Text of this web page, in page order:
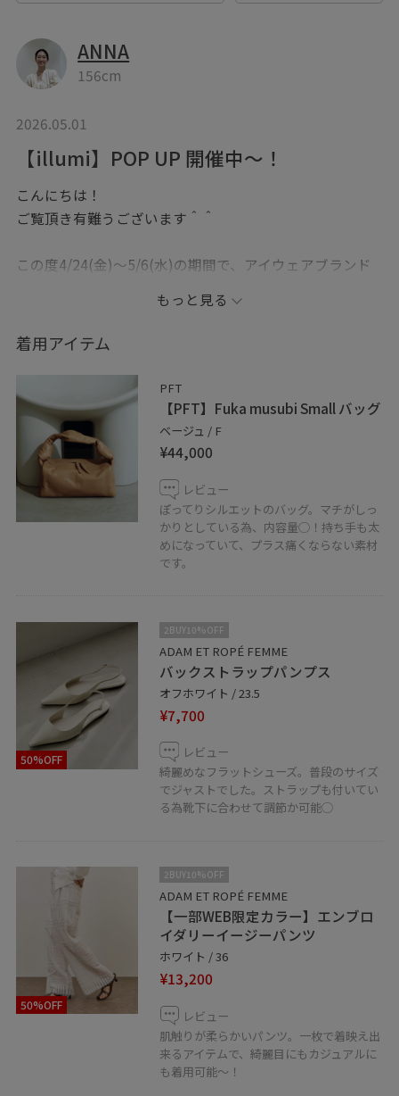
ANNA
156cm
2026.05.01
【illumi】POP UP 開催中〜！
こんにちは！
ご覧頂き有難うございます＾＾
この度4/24(金)～5/6(水)の期間で、アイウェアブランド
期間限定で、通常お取り扱いのないモデルを含めたライ
ンナップをご覧いただけます♩
これからの季節に活躍する一本を、是非店頭にてお試し
ください。
【illumi】
「身につける人に輝きと魅力を与えてくれる。輝く。煌
めく。」をコンセプトに、日本が世界に誇るメガネ生産
地「福井県鯖江市」を拠点に製造。
シーン問わずに使えるデイリーユースなデザイン、生地
の厚み/生地の削り方/サイズ感/金属の素材など細部まで
ぜひこの機会にご来店下さい〜！
■ FEMME
ーーーーーーーーーーーーーーーーーーーーーーーーー
店舗通販も承っております。
お気軽にお問い合わせください！
福岡PARCO店
☎︎092-235-7177
10:00〜20:30
もっと見る
着用アイテム
PFT
【PFT】Fuka musubi Small バッグ
ベージュ / F
¥44,000
レビュー
ぽってりシルエットのバッグ。マチがしっ
かりとしている為、内容量◯！持ち手も太
めになっていて、プラス痛くならない素材
です。
50%OFF
2BUY10%OFF
ADAM ET ROPÉ FEMME
バックストラップパンプス
オフホワイト / 23.5
¥7,700
レビュー
綺麗めなフラットシューズ。普段のサイズ
でジャストでした。ストラップも付いてい
る為靴下に合わせて調節か可能◯
50%OFF
2BUY10%OFF
ADAM ET ROPÉ FEMME
【一部WEB限定カラー】エンブロ
イダリーイージーパンツ
ホワイト / 36
¥13,200
レビュー
肌触りが柔らかいパンツ。一枚で着映え出
来るアイテムで、綺麗目にもカジュアルに
も着用可能〜！